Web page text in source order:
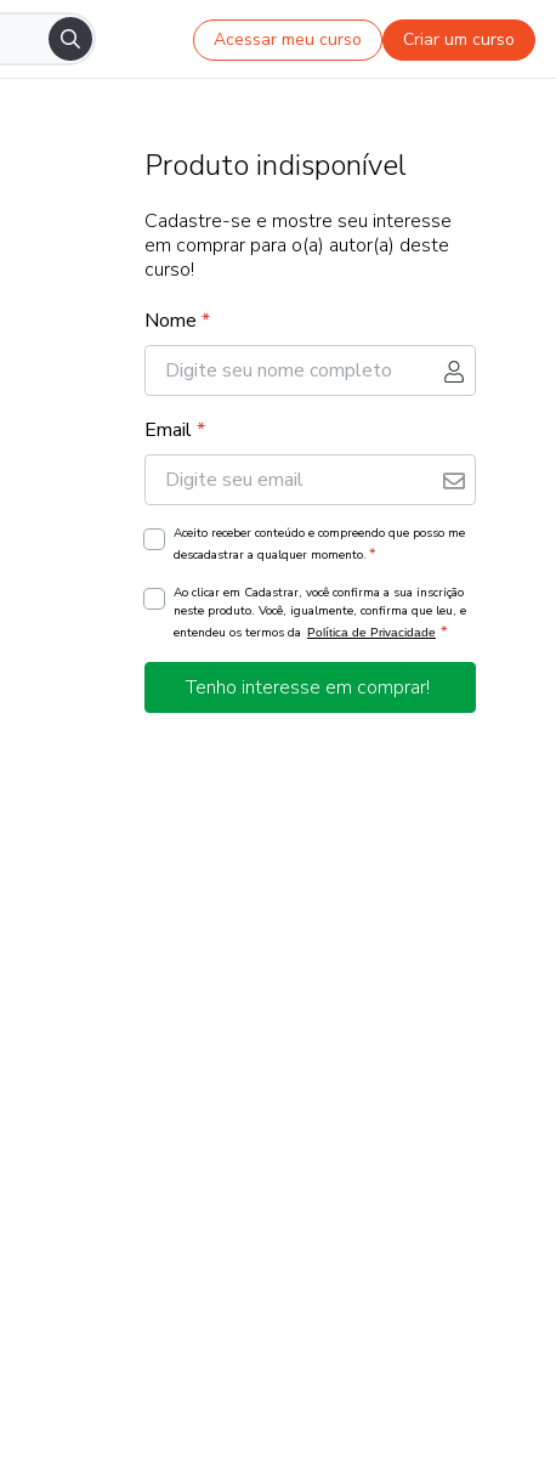
Acessar meu curso Criar um curso
Produto indisponível
Cadastre-se e mostre seu interesse
em comprar para o(a) autor(a) deste
curso!
Nome *
Email*
Aceito receber conteúdo e compreendo que posso me
descadastrar a qualquer momento. *
Ao clicar em Cadastrar, você confirma a sua inscrição
neste produto. Você, igualmente, confirma que leu, e
entendeu os termos da Política de Privacidade *
Tenho interesse em comprar!